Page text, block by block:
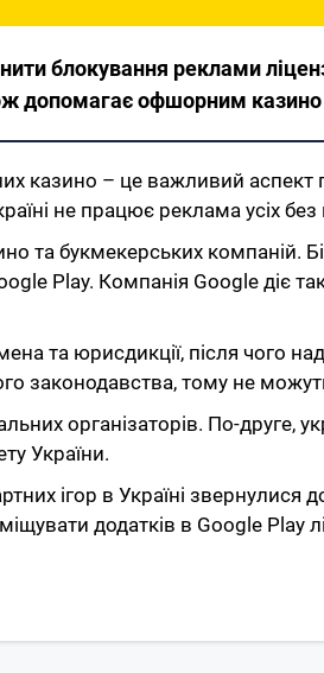
блокування реклами
допомагає офшорним
казино – це важливий
не працює реклама усіх без
та букмекерських компаній.
Play. Компанія Google діє
та юрисдикції, після чого
законодавства, тому не
організаторів. По-друге,
України.
ігор в Україні звернулися
додатків в Google Play